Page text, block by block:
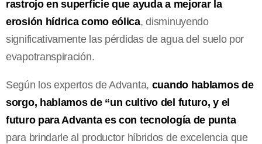
rastrojo en superficie que ayuda a mejorar la
erosión hídrica como eólica, disminuyendo
significativamente las pérdidas de agua del suelo por
evapotranspiración.
Según los expertos de Advanta, cuando hablamos de
sorgo, hablamos de “un cultivo del futuro, y el
futuro para Advanta es con tecnología de punta
para brindarle al productor híbridos de excelencia que